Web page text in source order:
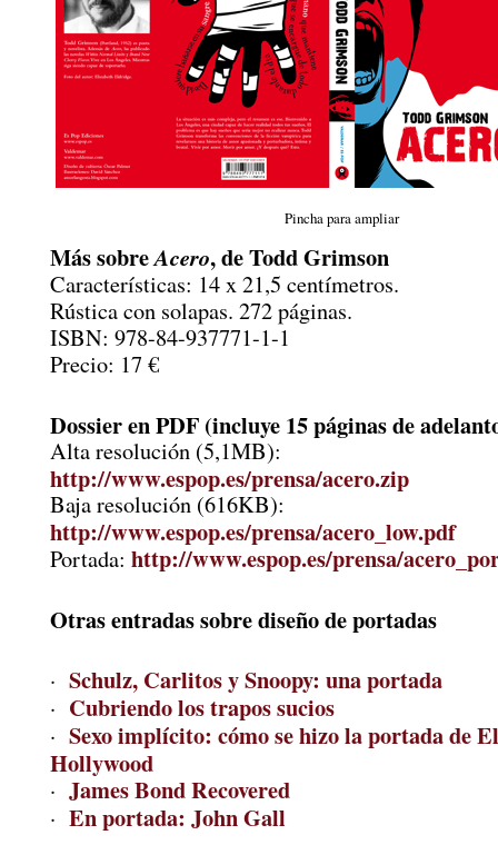
Pincha para ampliar
Más sobreAcero, de Todd Grimson
Características: 14 x 21,5 centímetros.
Rústica con solapas. 272 páginas.
ISBN: 978-84-937771-1-1
Precio: 17 €
Dossier en PDF (incluye 15 páginas de
Alta resolución (5,1MB):
http://www.espop.es/prensa/acero.zip
Baja resolución (616KB):
http://www.espop.es/prensa/acero_low.pdf
Portada: http://www.espop.es/prensa/
Otras entradas sobre diseño de portadas
· Schulz, Carlitos y Snoopy: una portada
· Cubriendo los trapos sucios
· Sexo implícito: cómo se hizo la portada de
Hollywood
· James Bond Recovered
· En portada: John Gall